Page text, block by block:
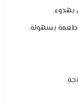
بهدوء.